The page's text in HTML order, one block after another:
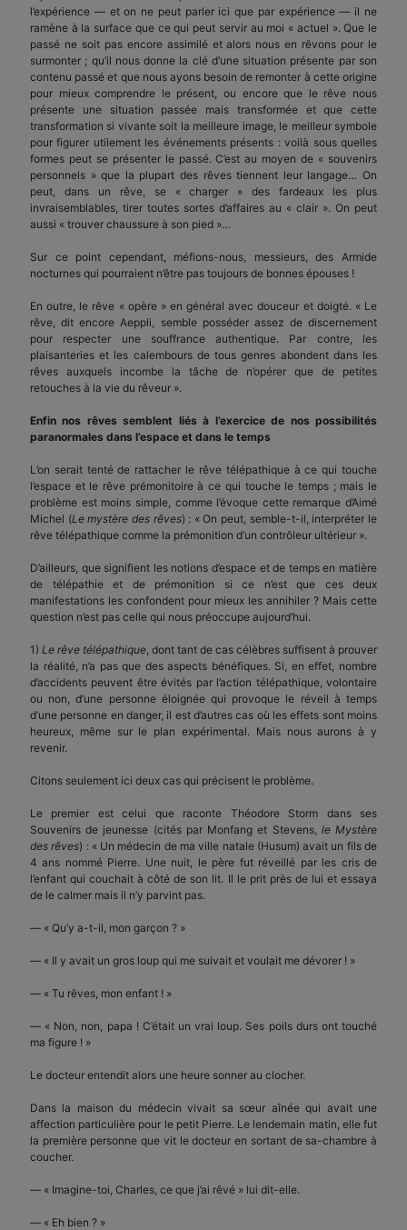
l’expérience — et on ne peut parler ici que par expérience — il ne
ramène à la surface que ce qui peut servir au moi « actuel ». Que le
passé ne soit pas encore assimilé et alors nous en rêvons pour le
surmonter ; qu’il nous donne la clé d’une situation présente par son
contenu passé et que nous ayons besoin de remonter à cette origine
pour mieux comprendre le présent, ou encore que le rêve nous
présente une situation passée mais transformée et que cette
transformation si vivante soit la meilleure image, le meilleur symbole
pour figurer utilement les événements présents : voilà sous quelles
formes peut se présenter le passé. C’est au moyen de « souvenirs
personnels » que la plupart des rêves tiennent leur langage… On
peut, dans un rêve, se « charger » des fardeaux les plus
invraisemblables, tirer toutes sortes d’affaires au « clair ». On peut
aussi « trouver chaussure à son pied »…
Sur ce point cependant, méfions-nous, messieurs, des Armide
nocturnes qui pourraient n’être pas toujours de bonnes épouses !
En outre, le rêve « opère » en général avec douceur et doigté. « Le
rêve, dit encore Aeppli, semble posséder assez de discernement
pour respecter une souffrance authentique. Par contre, les
plaisanteries et les calembours de tous genres abondent dans les
rêves auxquels incombe la tâche de n’opérer que de petites
retouches à la vie du rêveur ».
Enfin nos rêves semblent liés à l’exercice de nos possibilités
paranormales dans l’espace et dans le temps
L’on serait tenté de rattacher le rêve télépathique à ce qui touche
l’espace et le rêve prémonitoire à ce qui touche le temps ; mais le
problème est moins simple, comme l’évoque cette remarque d’Aimé
Michel (Le mystère des rêves) : « On peut, semble-t-il, interpréter le
rêve télépathique comme la prémonition d’un contrôleur ultérieur ».
D’ailleurs, que signifient les notions d’espace et de temps en matière
de télépathie et de prémonition si ce n’est que ces deux
manifestations les confondent pour mieux les annihiler ? Mais cette
question n’est pas celle qui nous préoccupe aujourd’hui.
1) Le rêve télépathique , dont tant de cas célèbres suffisent à prouver
la réalité, n’a pas que des aspects bénéfiques. Si, en effet, nombre
d’accidents peuvent être évités par l’action télépathique, volontaire
ou non, d’une personne éloignée qui provoque le réveil à temps
d’une personne en danger, il est d’autres cas où les effets sont moins
heureux, même sur le plan expérimental. Mais nous aurons à y
revenir.
Citons seulement ici deux cas qui précisent le problème.
Le premier est celui que raconte Théodore Storm dans ses
Souvenirs de jeunesse (cités par Monfang et Stevens, le Mystère
des rêves) : « Un médecin de ma ville natale (Husum) avait un fils de
4 ans nommé Pierre. Une nuit, le père fut réveillé par les cris de
l’enfant qui couchait à côté de son lit. Il le prit près de lui et essaya
de le calmer mais il n’y parvint pas.
— « Qu’y a-t-il, mon garçon ? »
— « Il y avait un gros loup qui me suivait et voulait me dévorer ! »
— « Tu rêves, mon enfant ! »
— « Non, non, papa ! C’était un vrai loup. Ses poils durs ont touché
ma figure ! »
Le docteur entendit alors une heure sonner au clocher.
Dans la maison du médecin vivait sa sœur aînée qui avait une
affection particulière pour le petit Pierre. Le lendemain matin, elle fut
la première personne que vit le docteur en sortant de sa-chambre à
coucher.
— « Imagine-toi, Charles, ce que j’ai rêvé » lui dit-elle.
— « Eh bien ? »